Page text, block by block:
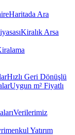
Haritada Ara
Kiralık Arsa
Hızlı Geri Dönüşlü
Uygun m² Fiyatlı
Verilerimiz
Yatırım